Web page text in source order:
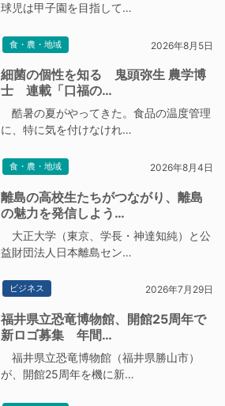
球児は甲子園を目指して…
食・農・地域 2026年8月5日
細菌の個性を知る 鬼頭弥生 農学博
士 連載「口福の…
酷暑の夏がやってきた。食品の温度管理
に、特に気を付けなけれ…
食・農・地域 2026年8月4日
離島の高校生たちがつながり、離島
の魅力を発信しよう…
大正大学（東京、学長・神達知純）と公
益財団法人日本離島セン…
ビジネス 2026年7月29日
福井県立恐竜博物館、開館25周年で
新ロゴ募集 年間…
福井県立恐竜博物館（福井県勝山市）
が、開館25周年を機に新…